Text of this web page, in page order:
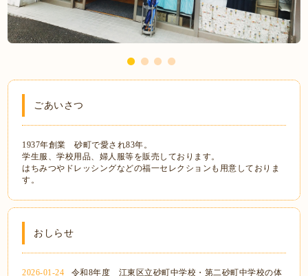
ごあいさつ
1937年創業 砂町で愛され83年。
学生服、学校用品、婦人服等を販売しております。
はちみつやドレッシングなどの福一セレクションも用意しておりま
す。
おしらせ
2026-01-24 令和8年度 江東区立砂町中学校・第二砂町中学校の体